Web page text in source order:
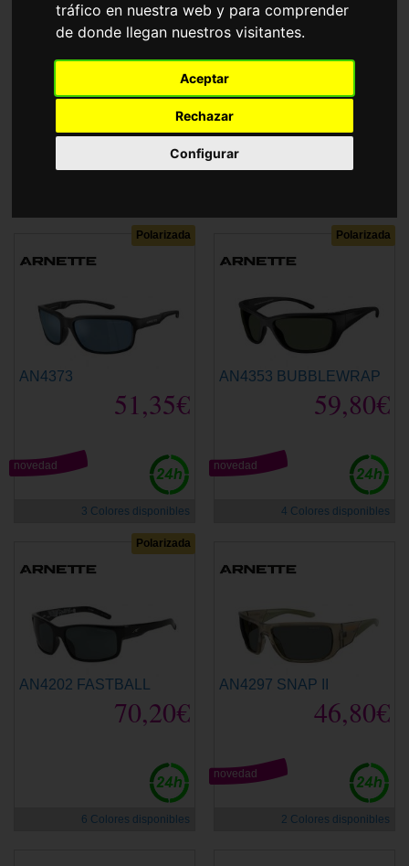
tráfico en nuestra web y para comprender
de donde llegan nuestros visitantes.
Aceptar
Rechazar
Configurar
AN4182 HOT SHOT
50,05€
AN4242 FASTBALL 2.0
63,05€
Polarizada
AN4373
51,35€
novedad
3 Colores disponibles
Polarizada
AN4353 BUBBLEWRAP
59,80€
novedad
4 Colores disponibles
Polarizada
AN4202 FASTBALL
70,20€
6 Colores disponibles
AN4297 SNAP II
46,80€
novedad
2 Colores disponibles